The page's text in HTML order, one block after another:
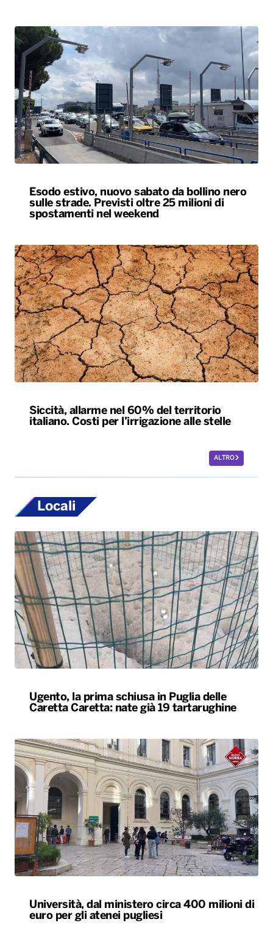
Esodo estivo, nuovo sabato da bollino nero
sulle strade. Previsti oltre 25 milioni di
spostamenti nel weekend
Siccità, allarme nel 60% del territorio
italiano. Costi per l’irrigazione alle stelle
ALTRO
Locali
Ugento, la prima schiusa in Puglia delle
Caretta Caretta: nate già 19 tartarughine
Università, dal ministero circa 400 milioni di
euro per gli atenei pugliesi